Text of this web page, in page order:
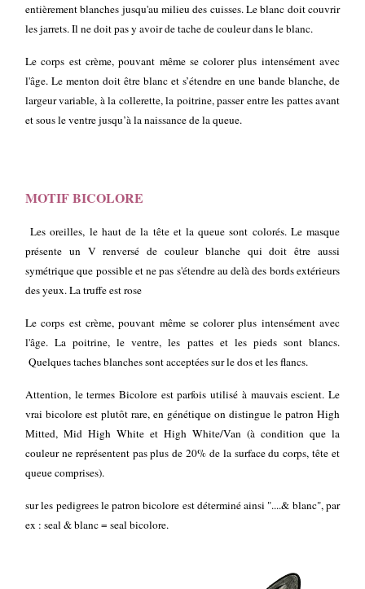
entièrement blanches jusqu'au milieu des cuisses. Le blanc doit couvrir
les jarrets. Il ne doit pas y avoir de tache de couleur dans le blanc.
Le corps est crème, pouvant même se colorer plus intensément avec
l'âge. Le menton doit être blanc et s’étendre en une bande blanche, de
largeur variable, à la collerette, la poitrine, passer entre les pattes avant
et sous le ventre jusqu’à la naissance de la queue.
MOTIF BICOLORE
Les oreilles, le haut de la tête et la queue sont colorés. Le masque
présente un V renversé de couleur blanche qui doit être aussi
symétrique que possible et ne pas s'étendre au delà des bords extérieurs
des yeux. La truffe est rose
Le corps est crème, pouvant même se colorer plus intensément avec
l'âge. La poitrine, le ventre, les pattes et les pieds sont blancs.
Quelques taches blanches sont acceptées sur le dos et les flancs.
Attention, le termes Bicolore est parfois utilisé à mauvais escient. Le
vrai bicolore est plutôt rare, en génétique on distingue le patron High
Mitted, Mid High White et High White/Van (à condition que la
couleur ne représentent pas plus de 20% de la surface du corps, tête et
queue comprises).
sur les pedigrees le patron bicolore est déterminé ainsi "....& blanc", par
ex : seal & blanc = seal bicolore.